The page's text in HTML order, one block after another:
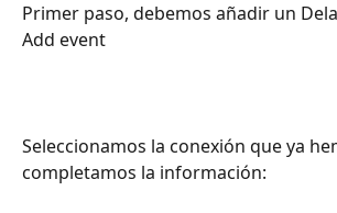
Primer paso, debemos añadir un
Add event
Seleccionamos la conexión que ya
completamos la información: